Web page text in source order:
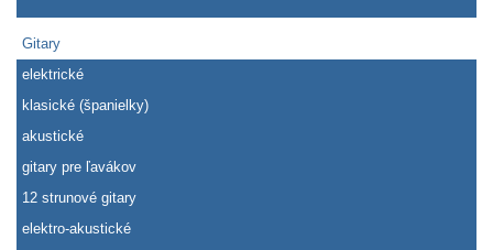
Gitary
elektrické
klasické (španielky)
akustické
gitary pre ľavákov
12 strunové gitary
elektro-akustické